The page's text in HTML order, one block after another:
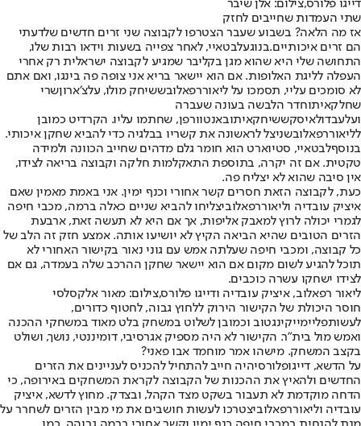
דייגו פלורס,צילום: אלן שיבר
שתי העמדות שחייבים לחזק
אז מה הלאה? בשבוע שעבר הצטרפו לקבוצה שני זרים חדשים שלדעתי
הם זרים איכותיים.בנוגעלבטאיי, לאחר צפייה בשעות וידאו רבות שלו,
התחושה שלי היא שהוא מגן בקליבר שמגיע לקבוצה ישראלית רק אחרי
העפלה לליגת האלופות. אם הוא יישאר בריא אני צופה פה בינגו, ואם אתם
לא סומכים עליי, תסמכו על ליאוררפאלובששיחק מולו, עלצ׳ארוןשרי
שחלקאיתוחדר הלבשה בעונה שעברה
ועלעבדולאיסקששיחקאיתובאנטוורפן, שחתמו עליו. הקרדיט כמובן
לליאוררפאלובשניצל לראשונה את קשריו בבלגיה כדי להביא שחקן איכותי.
בנוסףלבטאיי, סטיוארט הוא חומר גלם מדהים שחייב הכוונה ולמידה
טקטית. אם זה יקרה, בתוספת התאקלמות חלקה וקבוצה בריאה לצידו,
אין סיבה שהוא לא יצליח פה.
כעת, לקבוצה הזאת חסרים קשר אחורי וכנף ימין. אני באמת מאמין שאם
איציק עובדיה וליאוררפאלוביצליחו להביא שניים כאלה ברמה, מכבי חיפה
לגמרי יכולה לרוץ למאבק אליפות, אך אם היא לא תעשה זאת, ארבעת
הזרים הטובים שהיא הביאה הקיץ לא יושיעו אותה. אמצע חזק זה הלב של
כל קבוצה, ומכבי חיפה שעלתה אמש עם גוני נאור בקישור האחורי לא
תוכל להגיע לשום מקום אם הוא יישאר שחקן ההרכב שלה בעמדה, גם אם
לצידו ישחקו עשרה כוכבים.
ליאור רפאלוב, איציק עובדיה ודייגו פלורס,צילום: מאור אלקסלסי
חוסר היכולת של הקישור הירוק ללחוץ גבוה, לחטוף כדורים,
לעשותפליימייקינגטוב וכמובן לשלוט במשחק בלט מאוד במשחקי ההכנה
ואמש מול בית״ר. הקישור לא היה מספיק אגרסיבי, דומיננטי, נושך, ושולט
בקצב המשחק. מישהו אמר מוחמד אבו פאני?
על הדשא, דייגופלורסיהיה חייב להתחיל להכניס לעניינים את הזרים
החדשים ולהאיץ את ההכנות של הקבוצה לקראת המשחקים באירופה, כי
הדחה מוקדמת לא תעבור בשקט מצד הקהל, ובצדק. מחוץ לדשא, איציק
עובדיה וליאוררפאלוביצטרכו לעשות חושבים את מי מבין הזרים לשחרר על